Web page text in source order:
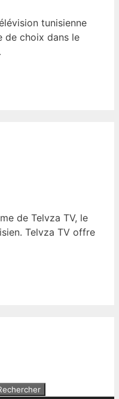
tunisienne
de choix dans le
de Telvza TV, le
Telvza TV offre